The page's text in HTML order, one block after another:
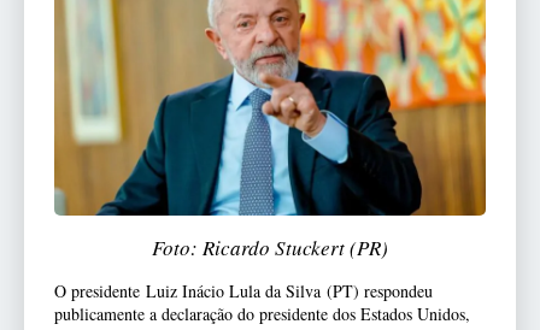
Foto: Ricardo Stuckert (PR)
O presidente Luiz Inácio Lula da Silva (PT) respondeu
publicamente a declaração do presidente dos Estados Unidos,